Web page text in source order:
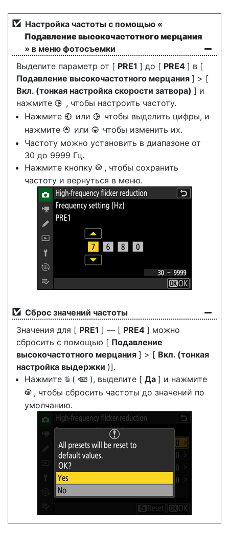
Настройка частоты с помощью «
Подавление высокочастотного мерцания
» в меню фотосъемки
Выделите параметр от [ PRE1 ] до [ PRE4 ] в [
Подавление высокочастотного мерцания ] > [
Вкл. (тонкая настройка скорости затвора) ] и
нажмите 2 , чтобы настроить частоту.
Нажмите 4 или 2 чтобы выделить цифры, и
нажмите 1 или 3 чтобы изменить их.
Частоту можно установить в диапазоне от
30 до 9999 Гц.
Нажмите кнопку J , чтобы сохранить
частоту и вернуться в меню.
Сброс значений частоты
Значения для [ PRE1 ] — [ PRE4 ] можно
сбросить с помощью [ Подавление
высокочастотного мерцания ] > [ Вкл. (тонкая
настройка выдержки )].
Нажмите O ( Q ), выделите [ Да ] и нажмите
J , чтобы сбросить частоты до значений по
умолчанию.